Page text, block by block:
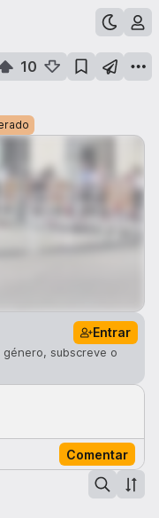
10
Entrar
subscreve o
Comentar